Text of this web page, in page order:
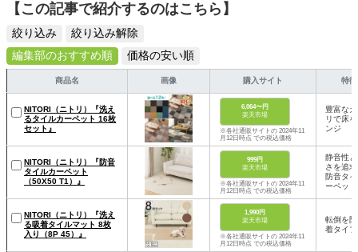
【この記事で紹介するのはこちら】
絞り込み
絞り込み解除
編集部のおすすめ順
価格の安い順
商品名 画像 購入サイト 特徴
NITORI（ニトリ）『洗え
るタイルカーペット 16枚
セット』
6,064〜円
楽天市場
※各社通販サイトの 2024年11
月12日時点 での税込価格
豊富な
リで床
ンジ
NITORI（ニトリ）『防音
タイルカーペット
（50X50 T1）』
999円
楽天市場
※各社通販サイトの 2024年11
月12日時点 での税込価格
静音性
さを追
防音タ
ーペット
NITORI（ニトリ）『洗え
る吸着タイルマット 8枚
入り（8P 45）』
1,990円
楽天市場
※各社通販サイトの 2024年11
月12日時点 での税込価格
転倒を
着タイプ